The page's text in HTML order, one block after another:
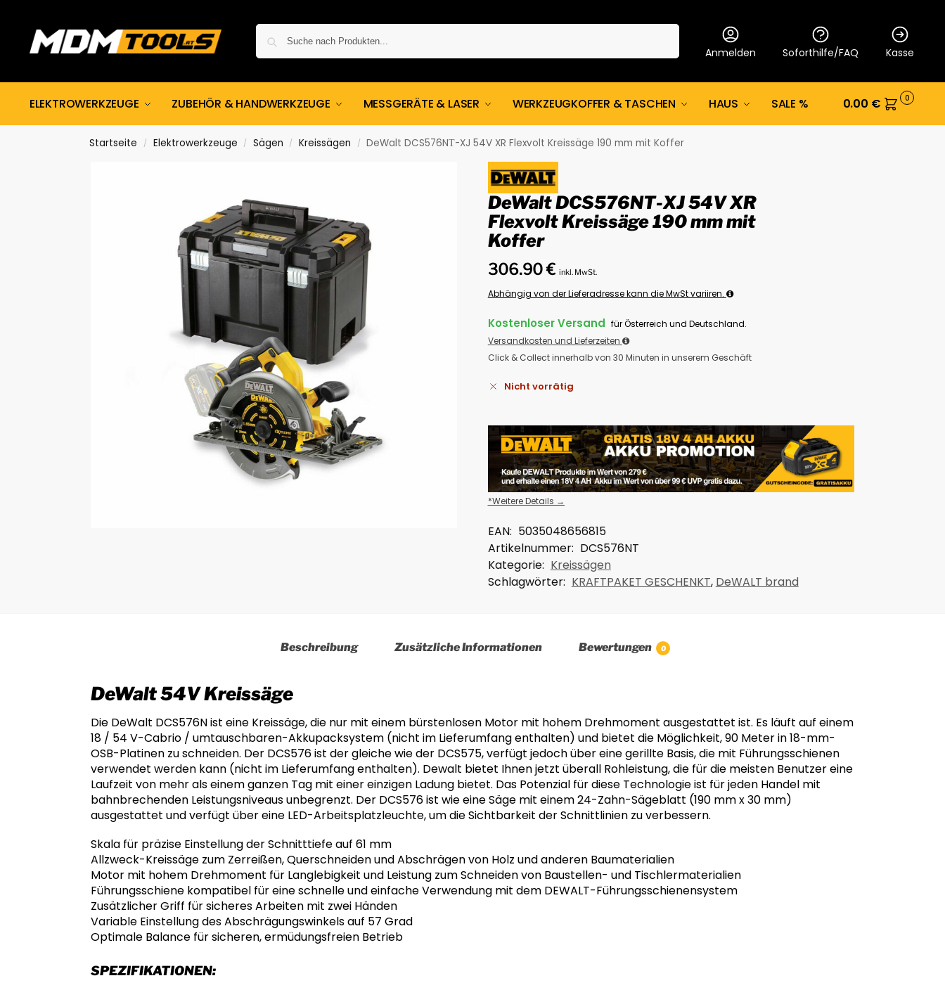
Anmelden Soforthilfe/FAQ Kasse
ELEKTROWERKZEUGE ZUBEHÖR & HANDWERKZEUGE MESSGERÄTE & LASER WERKZEUGKOFFER & TASCHEN HAUS SALE % 0.00 € 0
Startseite / Elektrowerkzeuge / Sägen / Kreissägen / DeWalt DCS576NТ-XJ 54V XR Flexvolt Kreissäge 190 mm mit Koffer
DeWalt DCS576NТ-XJ 54V XR
Flexvolt Kreissäge 190 mm mit
Koffer
306.90€ inkl. MwSt.
Abhängig von der Lieferadresse kann die MwSt variiren.
Kostenloser Versand für Österreich und Deutschland.
Versandkosten und Lieferzeiten
Click & Collect innerhalb von 30 Minuten in unserem Geschäft
Nicht vorrätig
*Weitere Details →
EAN: 5035048656815
Artikelnummer: DCS576NT
Kategorie: Kreissägen
Schlagwörter: KRAFTPAKET GESCHENKT, DeWALT brand
Beschreibung Zusätzliche Informationen Bewertungen 0
DeWalt 54V Kreissäge
Die DeWalt DCS576N ist eine Kreissäge, die nur mit einem bürstenlosen Motor mit hohem Drehmoment ausgestattet ist. Es läuft auf einem
18 / 54 V-Cabrio / umtauschbaren-Akkupacksystem (nicht im Lieferumfang enthalten) und bietet die Möglichkeit, 90 Meter in 18-mm-
OSB-Platinen zu schneiden. Der DCS576 ist der gleiche wie der DCS575, verfügt jedoch über eine gerillte Basis, die mit Führungsschienen
verwendet werden kann (nicht im Lieferumfang enthalten). Dewalt bietet Ihnen jetzt überall Rohleistung, die für die meisten Benutzer eine
Laufzeit von mehr als einem ganzen Tag mit einer einzigen Ladung bietet. Das Potenzial für diese Technologie ist für jeden Handel mit
bahnbrechenden Leistungsniveaus unbegrenzt. Der DCS576 ist wie eine Säge mit einem 24-Zahn-Sägeblatt (190 mm x 30 mm)
ausgestattet und verfügt über eine LED-Arbeitsplatzleuchte, um die Sichtbarkeit der Schnittlinien zu verbessern.
Skala für präzise Einstellung der Schnitttiefe auf 61 mm
Allzweck-Kreissäge zum Zerreißen, Querschneiden und Abschrägen von Holz und anderen Baumaterialien
Motor mit hohem Drehmoment für Langlebigkeit und Leistung zum Schneiden von Baustellen- und Tischlermaterialien
Führungsschiene kompatibel für eine schnelle und einfache Verwendung mit dem DEWALT-Führungsschienensystem
Zusätzlicher Griff für sicheres Arbeiten mit zwei Händen
Variable Einstellung des Abschrägungswinkels auf 57 Grad
Optimale Balance für sicheren, ermüdungsfreien Betrieb
SPEZIFIKATIONEN: